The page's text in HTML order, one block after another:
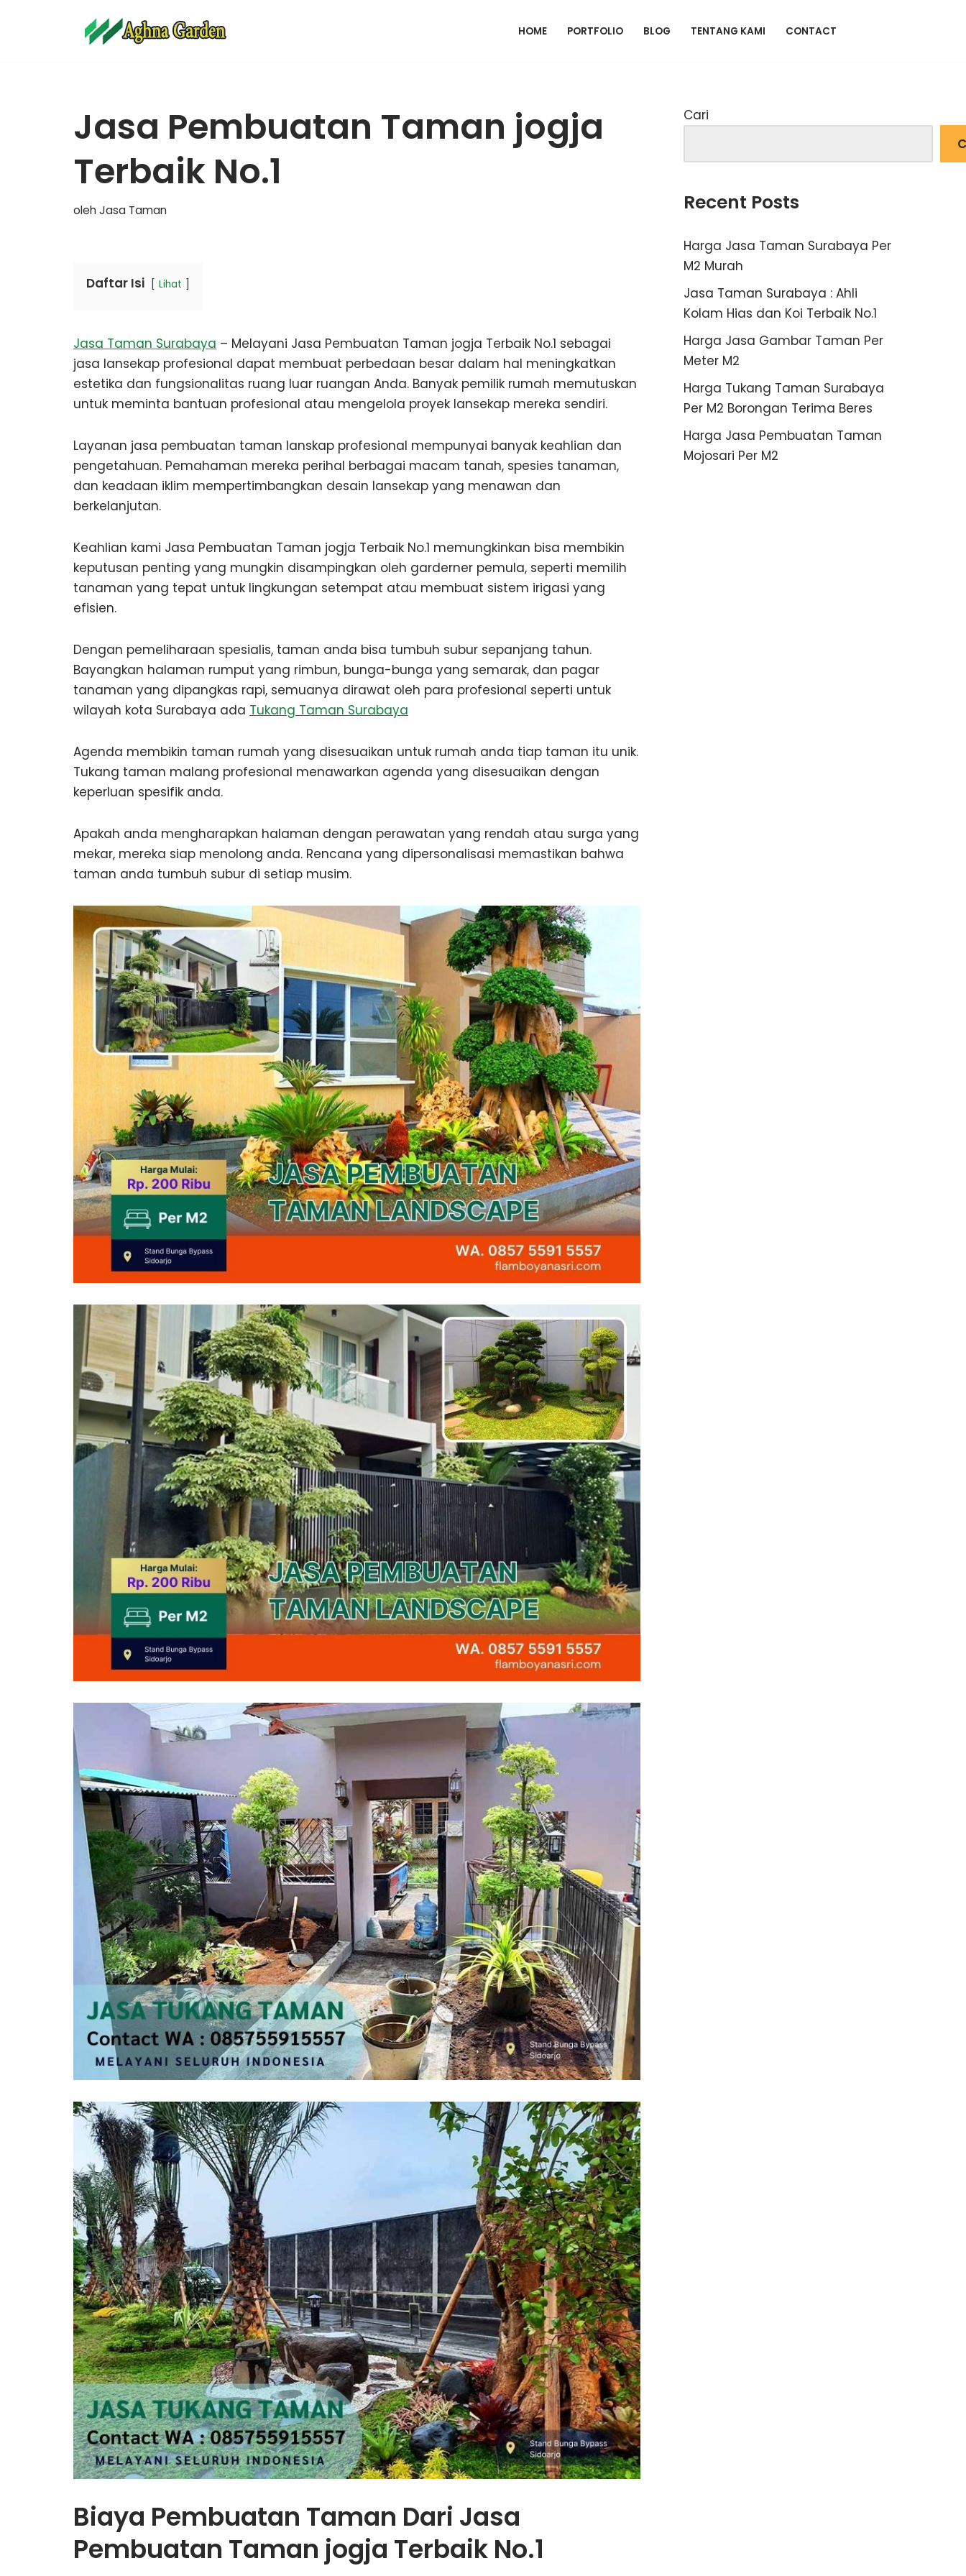
HOME PORTFOLIO BLOG TENTANG KAMI CONTACT
Jasa Pembuatan Taman jogja
Terbaik No.1
olehJasa Taman
Daftar Isi Lihat
Jasa Taman Surabaya – Melayani Jasa Pembuatan Taman jogja Terbaik No.1 sebagai
jasa lansekap profesional dapat membuat perbedaan besar dalam hal meningkatkan
estetika dan fungsionalitas ruang luar ruangan Anda. Banyak pemilik rumah memutuskan
untuk meminta bantuan profesional atau mengelola proyek lansekap mereka sendiri.
Layanan jasa pembuatan taman lanskap profesional mempunyai banyak keahlian dan
pengetahuan. Pemahaman mereka perihal berbagai macam tanah, spesies tanaman,
dan keadaan iklim mempertimbangkan desain lansekap yang menawan dan
berkelanjutan.
Keahlian kami Jasa Pembuatan Taman jogja Terbaik No.1 memungkinkan bisa membikin
keputusan penting yang mungkin disampingkan oleh garderner pemula, seperti memilih
tanaman yang tepat untuk lingkungan setempat atau membuat sistem irigasi yang
efisien.
Dengan pemeliharaan spesialis, taman anda bisa tumbuh subur sepanjang tahun.
Bayangkan halaman rumput yang rimbun, bunga-bunga yang semarak, dan pagar
tanaman yang dipangkas rapi, semuanya dirawat oleh para profesional seperti untuk
wilayah kota Surabaya ada Tukang Taman Surabaya
Agenda membikin taman rumah yang disesuaikan untuk rumah anda tiap taman itu unik.
Tukang taman malang profesional menawarkan agenda yang disesuaikan dengan
keperluan spesifik anda.
Apakah anda mengharapkan halaman dengan perawatan yang rendah atau surga yang
mekar, mereka siap menolong anda. Rencana yang dipersonalisasi memastikan bahwa
taman anda tumbuh subur di setiap musim.
Biaya Pembuatan Taman Dari Jasa
Pembuatan Taman jogja Terbaik No.1
Cari
Recent Posts
Harga Jasa Taman Surabaya Per
M2 Murah
Jasa Taman Surabaya : Ahli
Kolam Hias dan Koi Terbaik No.1
Harga Jasa Gambar Taman Per
Meter M2
Harga Tukang Taman Surabaya
Per M2 Borongan Terima Beres
Harga Jasa Pembuatan Taman
Mojosari Per M2